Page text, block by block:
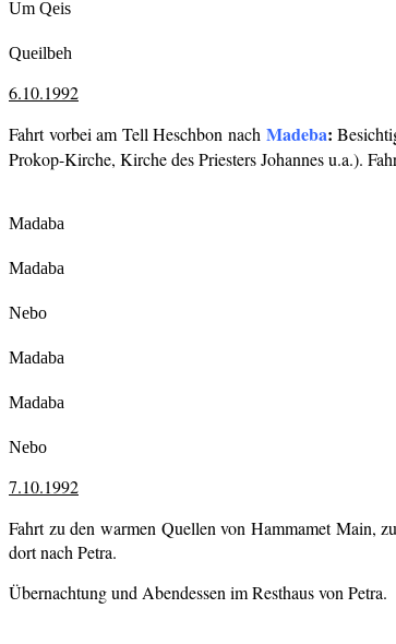
Um Qeis
Queilbeh
6.10.1992
Fahrt vorbei am Tell Heschbon nach Madeba:
Prokop-Kirche, Kirche des Priesters Johannes u.a.).
Madaba
Madaba
Nebo
Madaba
Madaba
Nebo
7.10.1992
Fahrt zu den warmen Quellen von Hammamet Main,
dort nach Petra.
Übernachtung und Abendessen im Resthaus von Petra.